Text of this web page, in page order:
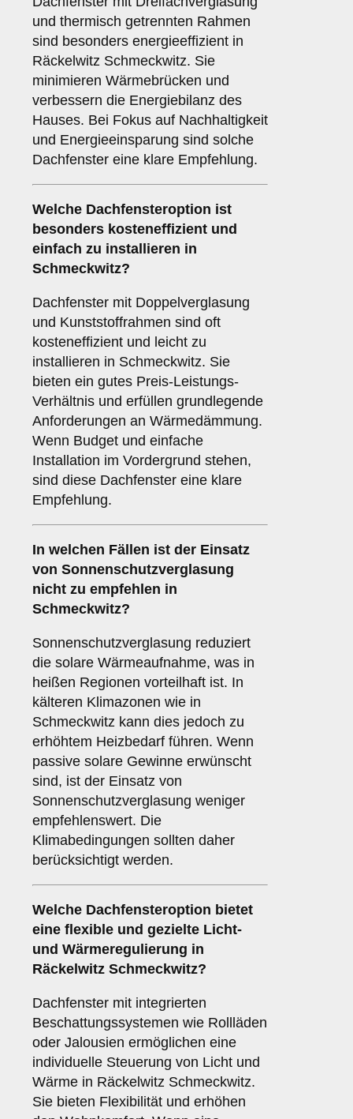
und thermisch getrennten Rahmen
sind besonders energieeffizient in
Räckelwitz Schmeckwitz. Sie
minimieren Wärmebrücken und
verbessern die Energiebilanz des
Hauses. Bei Fokus auf Nachhaltigkeit
und Energieeinsparung sind solche
Dachfenster eine klare Empfehlung.
Welche Dachfensteroption ist
besonders kosteneffizient und
einfach zu installieren in
Schmeckwitz?
Dachfenster mit Doppelverglasung
und Kunststoffrahmen sind oft
kosteneffizient und leicht zu
installieren in Schmeckwitz. Sie
bieten ein gutes Preis-Leistungs-
Verhältnis und erfüllen grundlegende
Anforderungen an Wärmedämmung.
Wenn Budget und einfache
Installation im Vordergrund stehen,
sind diese Dachfenster eine klare
Empfehlung.
In welchen Fällen ist der Einsatz
von Sonnenschutzverglasung
nicht zu empfehlen in
Schmeckwitz?
Sonnenschutzverglasung reduziert
die solare Wärmeaufnahme, was in
heißen Regionen vorteilhaft ist. In
kälteren Klimazonen wie in
Schmeckwitz kann dies jedoch zu
erhöhtem Heizbedarf führen. Wenn
passive solare Gewinne erwünscht
sind, ist der Einsatz von
Sonnenschutzverglasung weniger
empfehlenswert. Die
Klimabedingungen sollten daher
berücksichtigt werden.
Welche Dachfensteroption bietet
eine flexible und gezielte Licht-
und Wärmeregulierung in
Räckelwitz Schmeckwitz?
Dachfenster mit integrierten
Beschattungssystemen wie Rollläden
oder Jalousien ermöglichen eine
individuelle Steuerung von Licht und
Wärme in Räckelwitz Schmeckwitz.
Sie bieten Flexibilität und erhöhen